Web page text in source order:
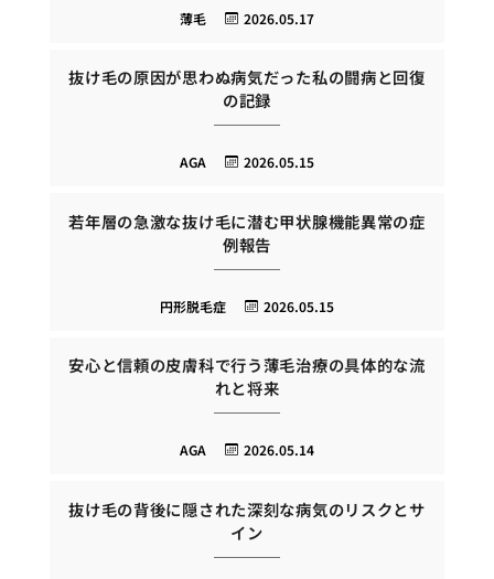
2026.05.17
薄毛
抜け毛の原因が思わぬ病気だった私の闘病と回復
の記録
2026.05.15
AGA
若年層の急激な抜け毛に潜む甲状腺機能異常の症
例報告
2026.05.15
円形脱毛症
安心と信頼の皮膚科で行う薄毛治療の具体的な流
れと将来
2026.05.14
AGA
抜け毛の背後に隠された深刻な病気のリスクとサ
イン